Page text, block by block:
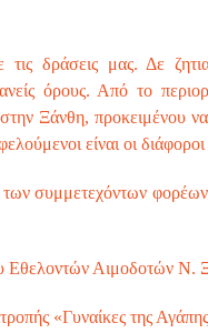
δράσεις μας. Δε
όρους. Από το
Ξάνθη, προκειμένου
είναι οι
συμμετεχόντων φορέων
Εθελοντών Αιμοδοτών
«Γυναίκες της